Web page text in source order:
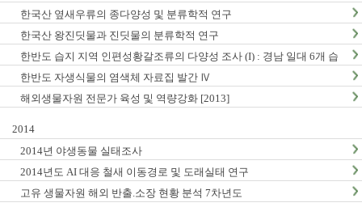
한국산 옆새우류의 종다양성 및 분류학적 연구
한국산 왕진딧물과 진딧물의 분류학적 연구
한반도 습지 지역 인편성황갈조류의 다양성 조사 (I) : 경남 일대 6개 습
지 지역 조사
한반도 자생식물의 염색체 자료집 발간 Ⅳ
해외생물자원 전문가 육성 및 역량강화 [2013]
2014
2014년 야생동물 실태조사
2014년도 AI 대응 철새 이동경로 및 도래실태 연구
고유 생물자원 해외 반출.소장 현황 분석 7차년도